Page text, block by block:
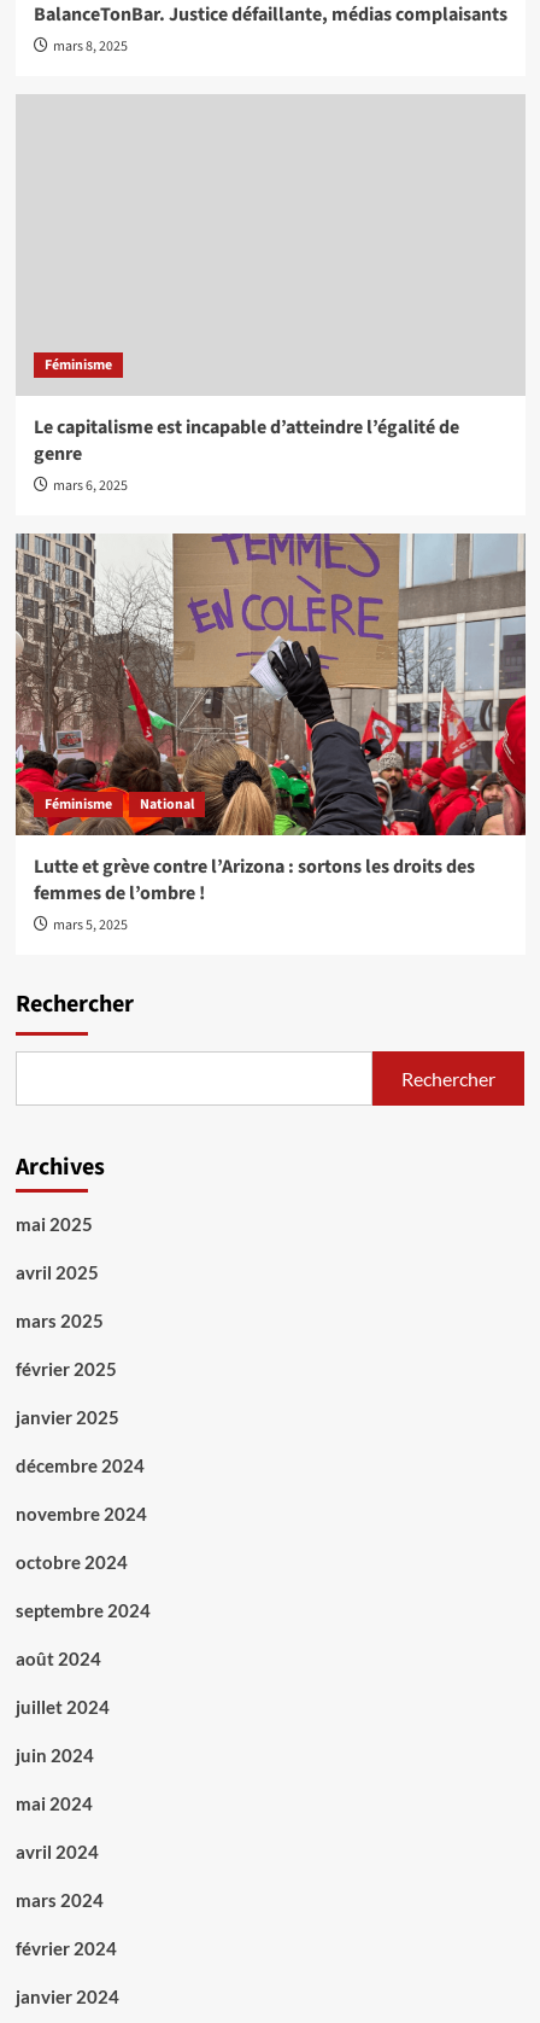
BalanceTonBar. Justice défaillante, médias complaisants
mars 8, 2025
Féminisme
Le capitalisme est incapable d’atteindre l’égalité de
genre
mars 6, 2025
Féminisme National
Lutte et grève contre l’Arizona : sortons les droits des
femmes de l’ombre !
mars 5, 2025
Rechercher
Rechercher
Archives
mai 2025
avril 2025
mars 2025
février 2025
janvier 2025
décembre 2024
novembre 2024
octobre 2024
septembre 2024
août 2024
juillet 2024
juin 2024
mai 2024
avril 2024
mars 2024
février 2024
janvier 2024